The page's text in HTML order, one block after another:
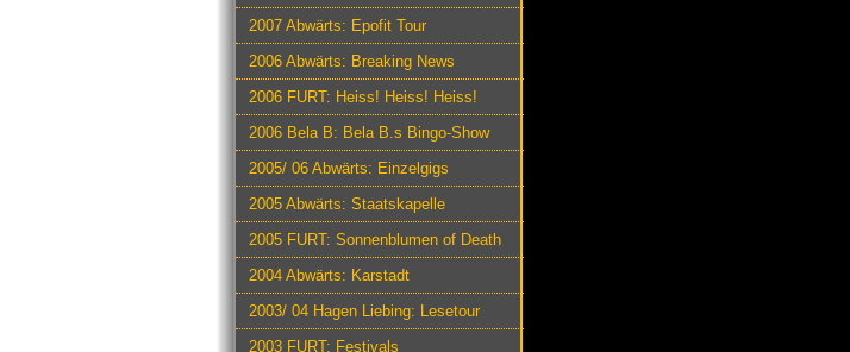
2007 Abwärts: Epofit Tour
2006 Abwärts: Breaking News
2006 FURT: Heiss! Heiss! Heiss!
2006 Bela B: Bela B.s Bingo-Show
2005/ 06 Abwärts: Einzelgigs
2005 Abwärts: Staatskapelle
2005 FURT: Sonnenblumen of Death
2004 Abwärts: Karstadt
2003/ 04 Hagen Liebing: Lesetour
2003 FURT: Festivals